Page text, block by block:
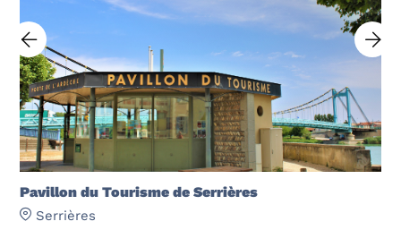
Pavillon du Tourisme de Serrières
Serrières